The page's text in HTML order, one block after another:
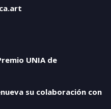
UNIA de
su colaboración con